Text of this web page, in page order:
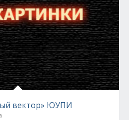
вектор» ЮУПИ